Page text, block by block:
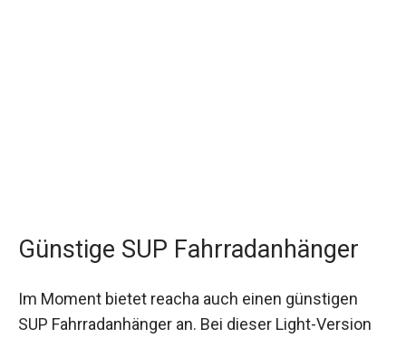
Günstige SUP Fahrradanhänger
Im Moment bietet reacha auch einen günstigen
SUP Fahrradanhänger an. Bei dieser Light-Version